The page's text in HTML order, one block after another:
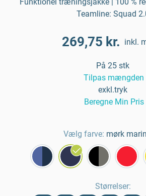
Teamline: Squad
269,75 kr. inkl.
På 25 stk
Tilpas mængden
exkl.tryk
Beregne Min Pris
Vælg farve: mørk
Størrelser: